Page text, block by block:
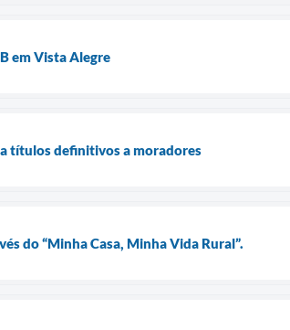
em Vista Alegre
títulos definitivos a moradores
do “Minha Casa, Minha Vida Rural”.